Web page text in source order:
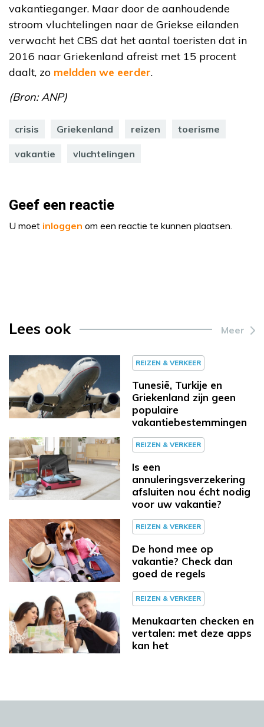
vakantieganger. Maar door de aanhoudende
stroom vluchtelingen naar de Griekse eilanden
verwacht het CBS dat het aantal toeristen dat in
2016 naar Griekenland afreist met 15 procent
daalt, zo meldden we eerder.
(Bron: ANP)
crisis Griekenland reizen toerisme
vakantie vluchtelingen
Geef een reactie
U moet inloggen om een reactie te kunnen plaatsen.
Lees ook Meer
REIZEN & VERKEER
Tunesië, Turkije en
Griekenland zijn geen
populaire
vakantiebestemmingen
REIZEN & VERKEER
Is een
annuleringsverzekering
afsluiten nou écht nodig
voor uw vakantie?
REIZEN & VERKEER
De hond mee op
vakantie? Check dan
goed de regels
REIZEN & VERKEER
Menukaarten checken en
vertalen: met deze apps
kan het